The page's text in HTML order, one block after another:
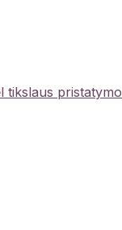
tikslaus pristatymo